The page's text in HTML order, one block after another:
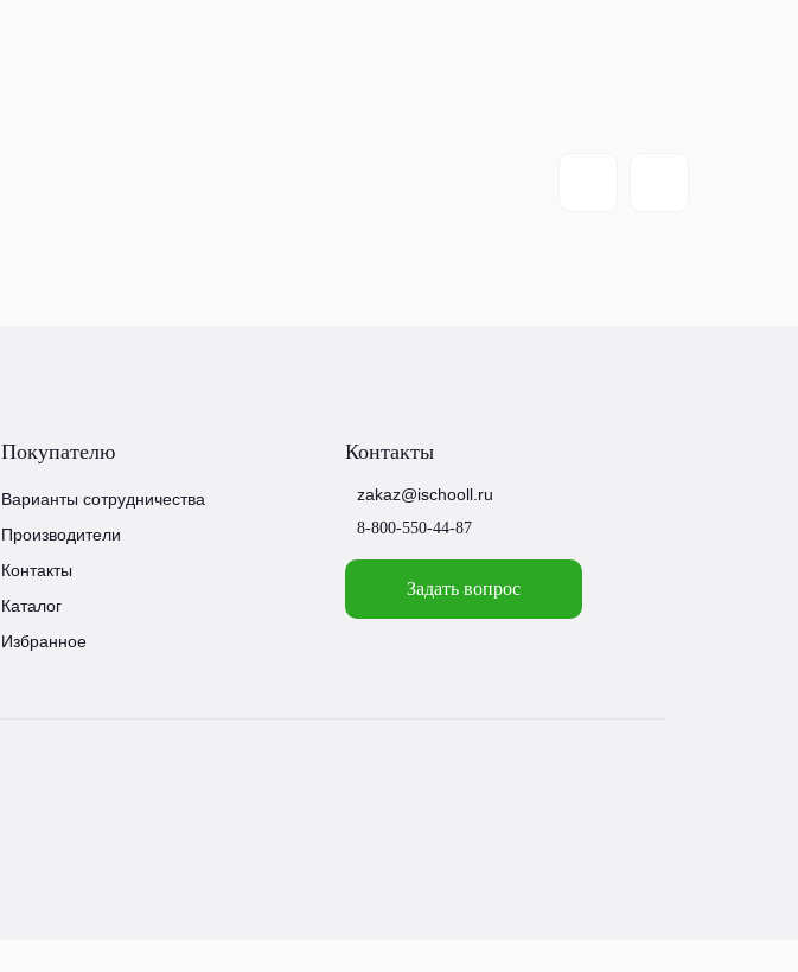
Покупателю
Варианты сотрудничества
Производители
Контакты
Каталог
Избранное
Контакты
zakaz@ischooll.ru
8-800-550-44-87
Задать вопрос